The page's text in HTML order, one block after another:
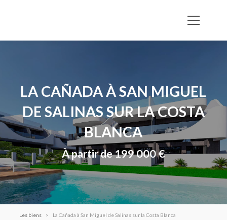
LA CAÑADA À SAN MIGUEL
DE SALINAS SUR LA COSTA
BLANCA
À partir de 199 000 €
Les biens La Cañada à San Miguel de Salinas sur la Costa Blanca